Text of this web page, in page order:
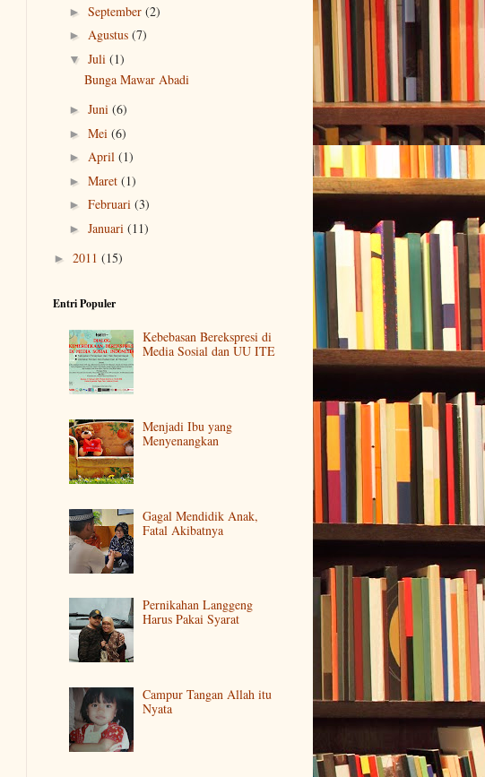
► September (2)
► Agustus (7)
▼ Juli (1)
Bunga Mawar Abadi
► Juni (6)
► Mei (6)
► April (1)
► Maret (1)
► Februari (3)
► Januari (11)
► 2011 (15)
Entri Populer
Kebebasan Berekspresi di
Media Sosial dan UU ITE
Menjadi Ibu yang
Menyenangkan
Gagal Mendidik Anak,
Fatal Akibatnya
Pernikahan Langgeng
Harus Pakai Syarat
Campur Tangan Allah itu
Nyata